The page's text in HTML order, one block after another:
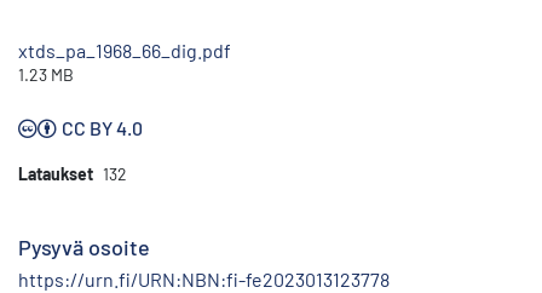
xtds_pa_1968_66_dig.pdf
1.23 MB
CC BY 4.0
Lataukset 132
Pysyvä osoite
https://urn.fi/URN:NBN:fi-fe2023013123778